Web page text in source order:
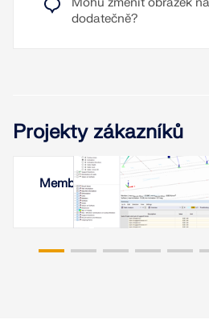
dodatečně?
Projekty zákazníků
Membránové zastřešení v